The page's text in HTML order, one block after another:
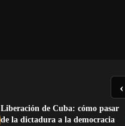
Liberación de Cuba: cómo pasar
de la dictadura a la democracia
‹